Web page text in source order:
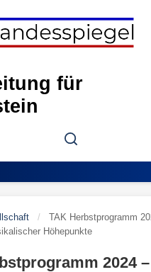
für
Search
/
TAK Herbstprogramm
Höhepunkte
2024